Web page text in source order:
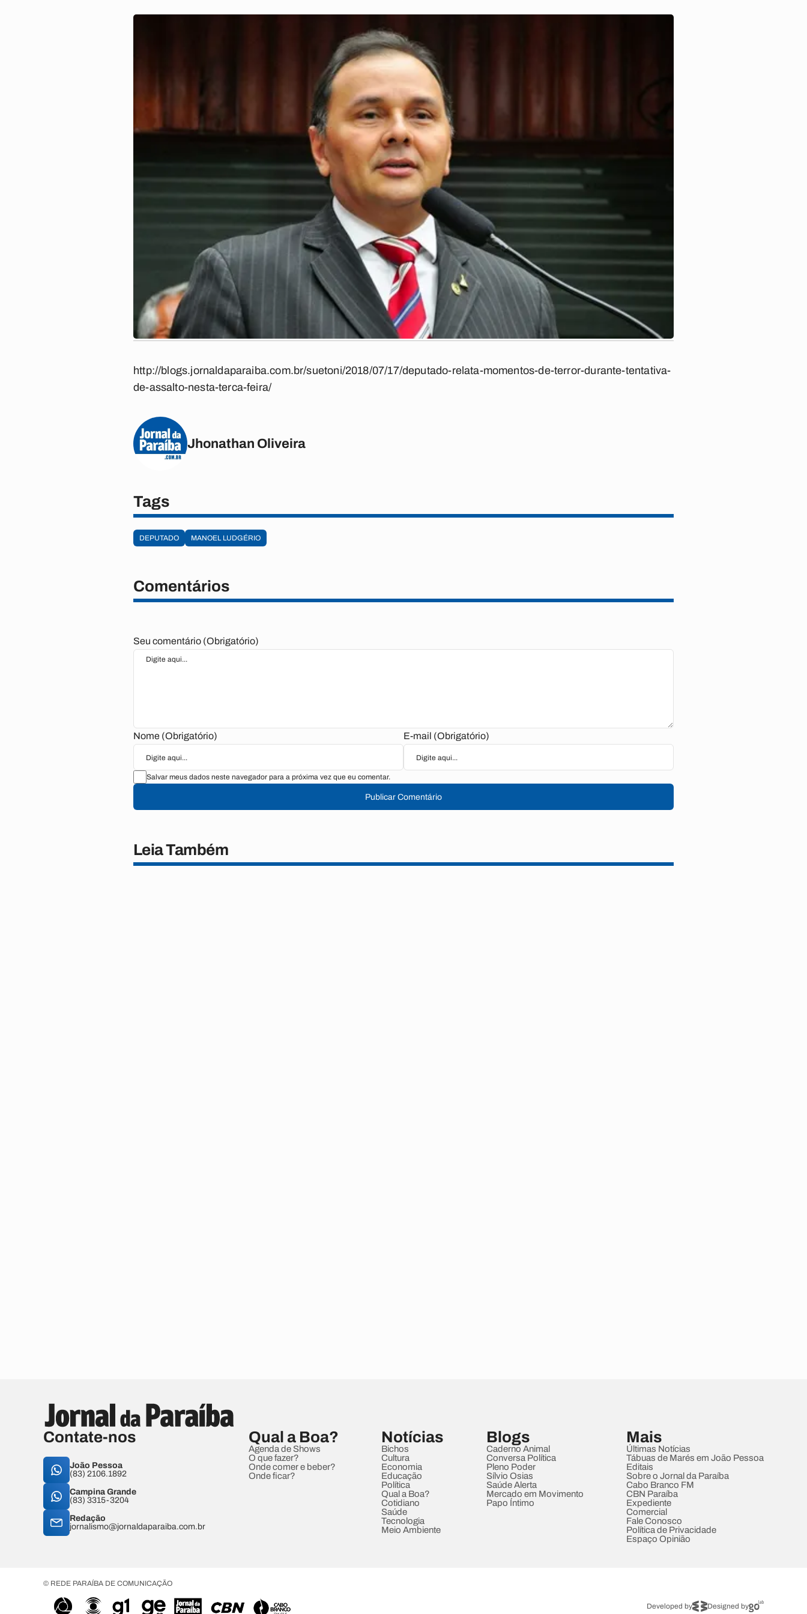
http://blogs.jornaldaparaiba.com.br/suetoni/2018/07/17/deputado-relata-momentos-de-terror-durante-tentativa-
de-assalto-nesta-terca-feira/
Jhonathan Oliveira
Tags
DEPUTADO MANOEL LUDGÉRIO
Comentários
Seu comentário (Obrigatório)
Nome (Obrigatório) E-mail (Obrigatório)
Salvar meus dados neste navegador para a próxima vez que eu comentar.
Publicar Comentário
Leia Também
Contate-nos
João Pessoa
(83) 2106.1892
Campina Grande
(83) 3315-3204
Redação
jornalismo@jornaldaparaiba.com.br
Qual a Boa?
Agenda de Shows
O que fazer?
Onde comer e beber?
Onde ficar?
Notícias
Bichos
Cultura
Economia
Educação
Política
Qual a Boa?
Cotidiano
Saúde
Tecnologia
Meio Ambiente
Blogs
Caderno Animal
Conversa Política
Pleno Poder
Sílvio Osias
Saúde Alerta
Mercado em Movimento
Papo Íntimo
Mais
Últimas Notícias
Tábuas de Marés em João Pessoa
Editais
Sobre o Jornal da Paraíba
Cabo Branco FM
CBN Paraíba
Expediente
Comercial
Fale Conosco
Política de Privacidade
Espaço Opinião
© REDE PARAÍBA DE COMUNICAÇÃO
Developed by Designed by